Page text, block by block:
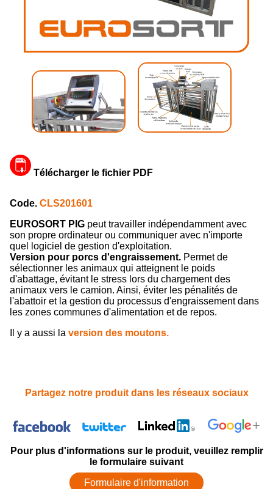
Télécharger le fichier PDF
Code. CLS201601
EUROSORT PIG peut travailler indépendamment avec
son propre ordinateur ou communiquer avec n'importe
quel logiciel de gestion d'exploitation.
Version pour porcs d'engraissement. Permet de
sélectionner les animaux qui atteignent le poids
d'abattage, évitant le stress lors du chargement des
animaux vers le camion. Ainsi, éviter les pénalités de
l'abattoir et la gestion du processus d'engraissement dans
les zones communes d'alimentation et de repos.
Il y a aussi la version des moutons.
Partagez notre produit dans les réseaux sociaux
Pour plus d'informations sur le produit, veuillez remplir
le formulaire suivant
Formulaire d'information